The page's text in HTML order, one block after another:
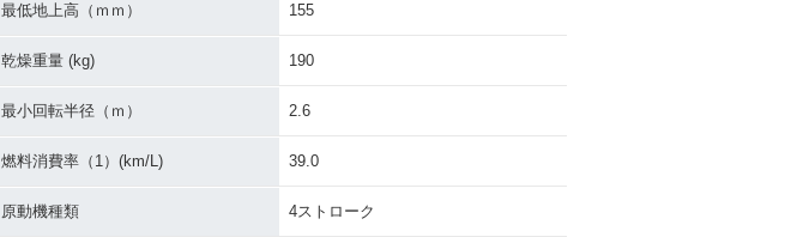
最低地上高（ｍｍ） 155
乾燥重量 (kg) 190
最小回転半径（ｍ） 2.6
燃料消費率（1）(km/L) 39.0
原動機種類 4ストローク